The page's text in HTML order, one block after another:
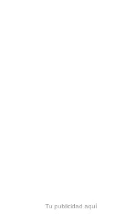
Tu publicidad aquí